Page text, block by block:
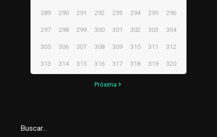
289 290 291 292 293 294 295 296
297 298 299 300 301 302 303 304
305 306 307 308 309 310 311 312
313 314 315 316 317 318 319 320
Próxima